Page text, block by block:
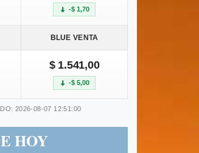
-$ 1,70
BLUE VENTA
$ 1.541,00
-$ 5,00
2026-08-07 12:51:00
HOY